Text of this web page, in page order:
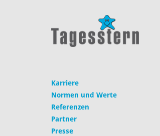
Karriere
Normen und Werte
Referenzen
Partner
Presse